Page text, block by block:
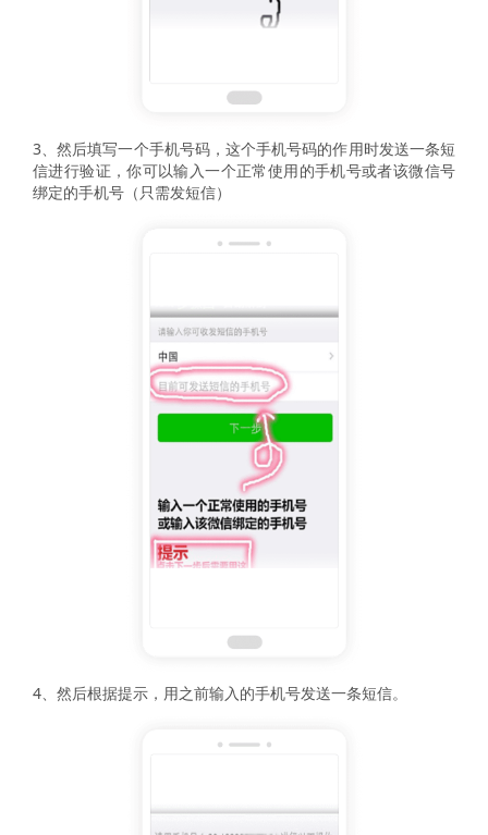
3、然后填写一个手机号码，这个手机号码的作用时发送一条短
信进行验证，你可以输入一个正常使用的手机号或者该微信号
绑定的手机号（只需发短信）
4、然后根据提示，用之前输入的手机号发送一条短信。